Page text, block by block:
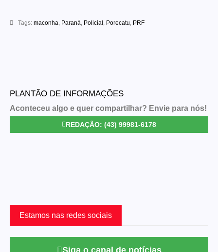
Tags: maconha Paraná Policial Porecatu PRF
PLANTÃO DE INFORMAÇÕES
Aconteceu algo e quer compartilhar? Envie para nós!
REDAÇÃO: (43) 99981-6178
Estamos nas redes sociais